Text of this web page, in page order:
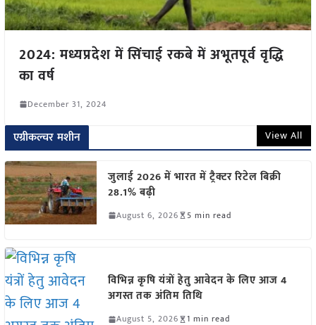
2024: मध्यप्रदेश में सिंचाई रकबे में अभूतपूर्व वृद्धि
का वर्ष
December 31, 2024
एग्रीकल्चर मशीन View All
जुलाई 2026 में भारत में ट्रैक्टर रिटेल बिक्री
28.1% बढ़ी
August 6, 2026 5 min read
विभिन्न कृषि यंत्रों हेतु आवेदन के लिए आज 4
अगस्त तक अंतिम तिथि
August 5, 2026 1 min read